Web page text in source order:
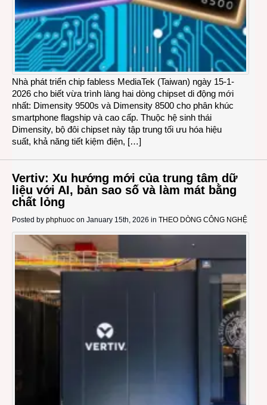
Nhà phát triển chip fabless MediaTek (Taiwan) ngày 15-1-
2026 cho biết vừa trình làng hai dòng chipset di động mới
nhất: Dimensity 9500s và Dimensity 8500 cho phân khúc
smartphone flagship và cao cấp. Thuộc hệ sinh thái
Dimensity, bộ đôi chipset này tập trung tối ưu hóa hiệu
suất, khả năng tiết kiệm điện, […]
Vertiv: Xu hướng mới của trung tâm dữ
liệu với AI, bản sao số và làm mát bằng
chất lỏng
Posted by phphuoc on January 15th, 2026 in THEO DÒNG CÔNG NGHỆ